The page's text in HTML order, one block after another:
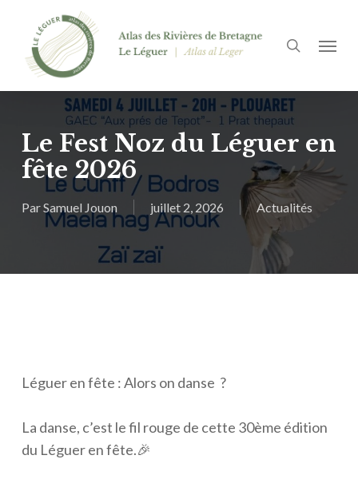
contenu
principal
Menu
Le Fest Noz du Léguer en
fête 2026
ParSamuel Jouon juillet 2, 2026 Actualités
Léguer en fête : Alors on danse ?
La danse, c’est le fil rouge de cette 30ème édition
du Léguer en fête.🎉
Panneau de gestion des cookies